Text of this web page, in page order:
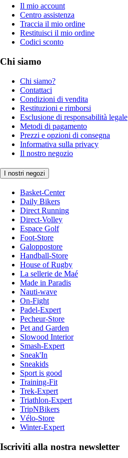
Il mio account
Centro assistenza
Traccia il mio ordine
Restituisci il mio ordine
Codici sconto
Chi siamo
Chi siamo?
Contattaci
Condizioni di vendita
Restituzioni e rimborsi
Esclusione di responsabilità legale
Metodi di pagamento
Prezzi e opzioni di consegna
Informativa sulla privacy
Il nostro negozio
I nostri negozi
Basket-Center
Daily Bikers
Direct Running
Direct-Volley
Espace Golf
Foot-Store
Galoppostore
Handball-Store
House of Rugby
La sellerie de Maé
Made in Paradis
Nauti-wave
On-Fight
Padel-Expert
Pecheur-Store
Pet and Garden
Slowood Interior
Smash-Expert
Sneak'In
Sneakids
Sport is good
Training-Fit
Trek-Expert
Triathlon-Expert
TripNBikers
Vélo-Store
Winter-Expert
Iscriviti alla nostra newsletter